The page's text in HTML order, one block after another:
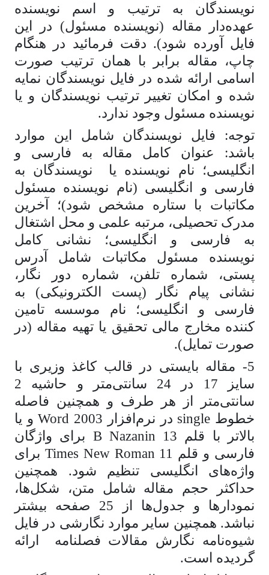
نویسندگان به ترتیب و اسم نویسنده
عهده‌دار مقاله (نویسنده مسئول) در این
فایل آورده شود). دقت فرمائید در هنگام
چاپ، مقاله برابر با همان ترتیب صورت
اسامی ارائه شده در فایل نویسندگان نمایه
شده و امکان تغییر ترتیب نویسندگان و یا
نویسنده مسئول وجود ندارد.
توجه: فایل نویسندگان شامل این موارد
باشد: عنوان کامل مقاله به فارسی و
انگلیسی؛ نام نویسنده یا نویسندگان به
فارسی و انگلیسی (نام نویسنده مسئول
مکاتبات با ستاره مشخص شود)؛ آخرین
مدرک تحصیلی، مرتبه علمی و محل اشتغال
به فارسی و انگلیسی؛ نشانی کامل
نویسنده مسئول مکاتبات شامل آدرس
پستی، شماره تلفن، شماره دور نگار،
نشانی پیام نگار (پست الکترونیکی) به
فارسی و انگلیسی؛ نام موسسه تامین
کننده مخارج مالی تحقیق یا تهیه مقاله (در
صورت تمایل).
5- مقاله بایستی در قالب کاغذ وزیری با
سایز 17 در 24 سانتی‌متر و حاشیه 2
سانتی‌متر از هر طرف و همچنین فاصله
خطوط single در نرم‌افزار Word 2003 و یا
بالاتر با قلم B Nazanin 13 برای واژگان
فارسی و قلم Times New Roman 11 برای
واژه‌های انگلیسی تنظیم شود. همچنین
حداکثر حجم مقاله شامل متن، شکل‌ها،
نمودارها و جدول‌ها از 25 صفحه بیشتر
نباشد. همچنین سایر موارد نگارشی در فایل
شیوه‌نامه نگارش مقالات فصلنامه ارائه
گردیده است.